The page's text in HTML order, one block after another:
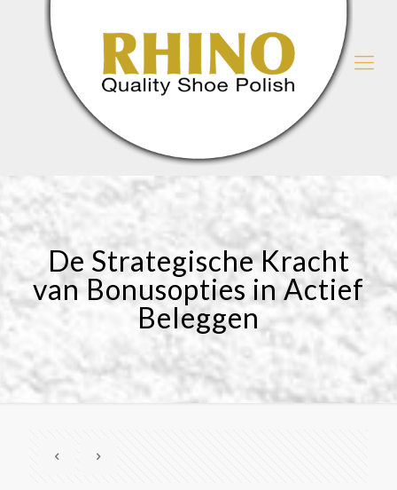
De Strategische Kracht
van Bonusopties in Actief
Beleggen